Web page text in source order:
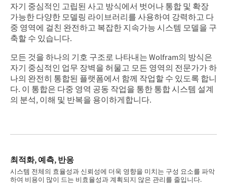
자기 중심적인 고립된 사고 방식에서 벗어나 통합 및 확장
가능한 다양한 모델링 라이브러리를 사용하여 강력하고 다
중 영역에 걸친 완전하고 복잡한 지속가능 시스템 모델을 구
축할 수 있습니다.
모든 것을 하나의 기호 구조로 나타내는 Wolfram의 방식은
자기 중심적인 업무 장벽을 허물고 모든 영역의 전문가가 하
나의 완전히 통합된 플랫폼에서 함께 작업할 수 있도록 합니
다. 이 통합은 다중 영역 공동 작업을 통한 통합 시스템 설계
의 분석, 이해 및 반복을 용이하게합니다.
최적화, 예측, 반응
시스템 전체의 효율성과 신뢰성에 더욱 영향을 미치는 구성 요소를 파악
하여 비용이 많이 드는 비효율성과 계획되지 않은 관리를 줄입니다.